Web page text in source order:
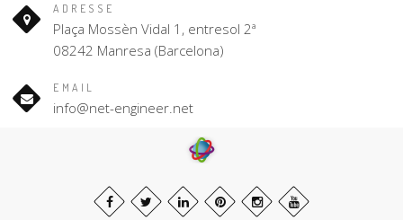
ADRESSE
Plaça Mossèn Vidal 1, entresol 2ª
08242 Manresa (Barcelona)
EMAIL
info@net-engineer.net